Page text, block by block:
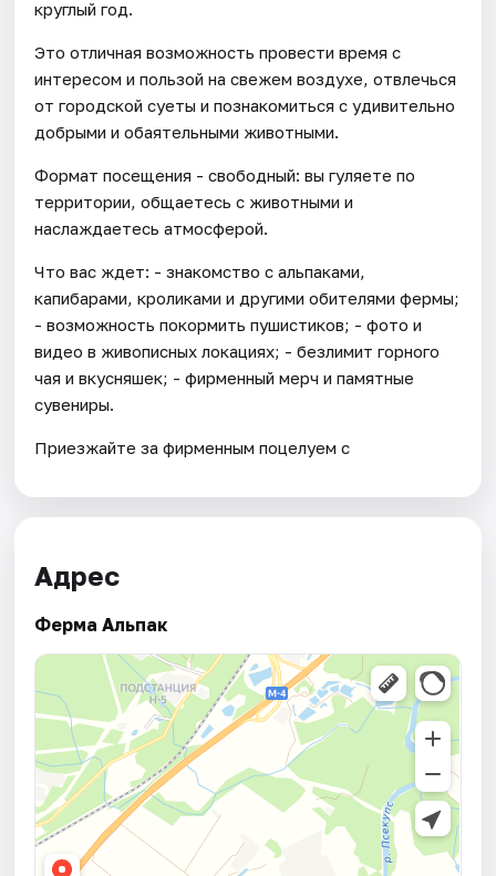
круглый год.
Это отличная возможность провести время с
интересом и пользой на свежем воздухе, отвлечься
от городской суеты и познакомиться с удивительно
добрыми и обаятельными животными.
Формат посещения - свободный: вы гуляете по
территории, общаетесь с животными и
наслаждаетесь атмосферой.
Что вас ждет: - знакомство с альпаками,
капибарами, кроликами и другими обителями фермы;
- возможность покормить пушистиков; - фото и
видео в живописных локациях; - безлимит горного
чая и вкусняшек; - фирменный мерч и памятные
сувениры.
Приезжайте за фирменным поцелуем с
Адрес
Ферма Альпак